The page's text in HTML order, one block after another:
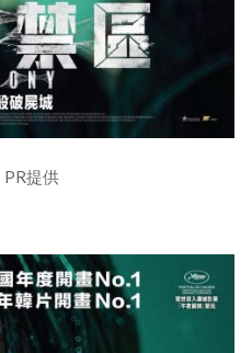
PR提供